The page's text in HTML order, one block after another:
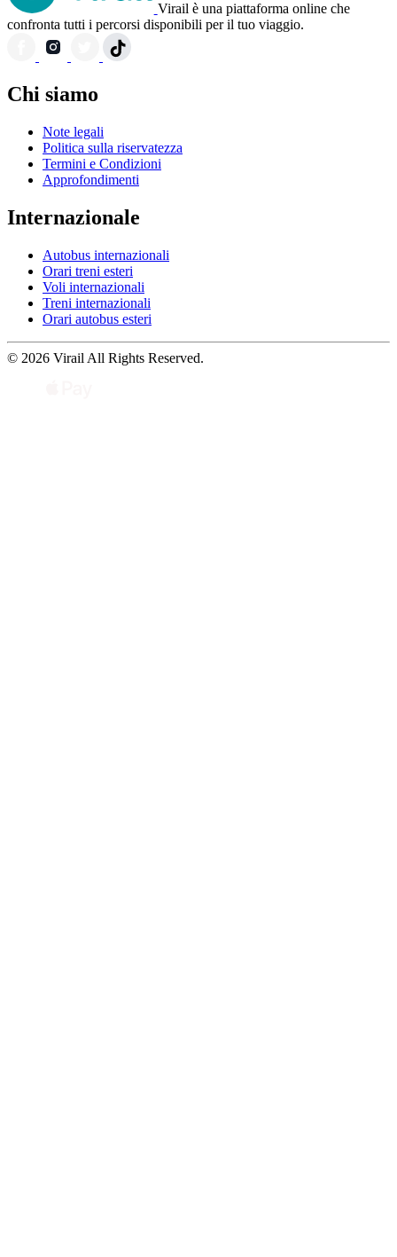
Virail è una piattaforma online che
confronta tutti i percorsi disponibili per il tuo viaggio.
Chi siamo
Note legali
Politica sulla riservatezza
Termini e Condizioni
Approfondimenti
Internazionale
Autobus internazionali
Orari treni esteri
Voli internazionali
Treni internazionali
Orari autobus esteri
© 2026 Virail All Rights Reserved.